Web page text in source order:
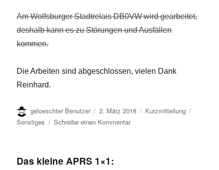
Am Wolfsburger Stadtrelais DB0VW wird gearbeitet,
deshalb kann es zu Störungen und Ausfällen
kommen.
Die Arbeiten sind abgeschlossen, vielen Dank
Reinhard.
Autor
geloeschter Benutzer
Veröffentlicht
am
2. März 2018 Format
Kurzmitteilung
Sonstiges
Schreibe einen Kommentarzu
Das kleine APRS 1×1: